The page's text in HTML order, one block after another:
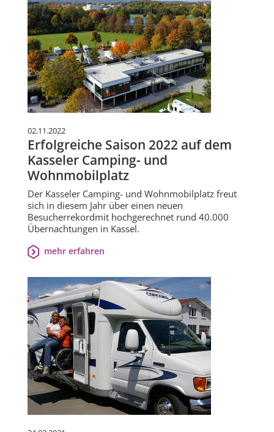
02.11.2022
Erfolgreiche Saison 2022 auf dem
Kasseler Camping- und
Wohnmobilplatz
Der Kasseler Camping- und Wohnmobilplatz freut
sich in diesem Jahr über einen neuen
Besucherrekordmit hochgerechnet rund 40.000
Übernachtungen in Kassel.
mehr erfahren